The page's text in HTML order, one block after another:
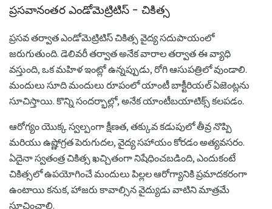
ప్రసవానంతర ఎండోమెట్రిటిస్ - చికిత్స
ప్రసవ తర్వాత ఎండోమెట్రిటిస్ చికిత్స వైద్య సదుపాయంలో
జరుగుతుంది. డెలివరీ తర్వాత అనేక వారాల తర్వాత ఈ వ్యాధి
వస్తుంది, ఒక మహిళ ఇంట్లో ఉన్నప్పుడు, రోగి ఆసుపత్రిలో వుండాలి.
మందులు సూది మందులు రూపంలో యాంటీ బాక్టీరియల్ ఏజెంట్లను
సూచిస్తాయి. కొన్ని సందర్భాల్లో, అనేక యాంటీబయాటిక్స్ కలపడం.
ఆరోగ్యం యొక్క స్వల్పంగా క్షీణత, తక్కువ కడుపులో తీవ్ర నొప్పి
మరియు ఉష్ణోగ్రత పెరుగుదల, వైద్య సహాయం కోరడం అత్యవసరం.
ఏదైనా స్వతంత్ర చికిత్స ఖచ్చితంగా నిషేధించబడింది, ఎందుకంటే
చికిత్సలో ఉపయోగించే మందులు పిల్లల ఆరోగ్యానికి ప్రమాదకరంగా
ఉంటాయి కనుక, హాజరు కావాల్సిన వైద్యుడు వాటిని మాత్రమే
సూచించాలి.